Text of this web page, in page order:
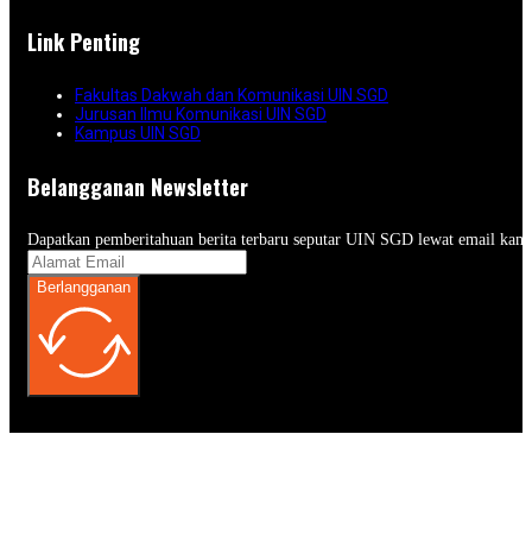
Link Penting
Fakultas Dakwah dan Komunikasi UIN SGD
Jurusan Ilmu Komunikasi UIN SGD
Kampus UIN SGD
Belangganan Newsletter
Dapatkan pemberitahuan berita terbaru seputar UIN SGD lewat email
Berlangganan